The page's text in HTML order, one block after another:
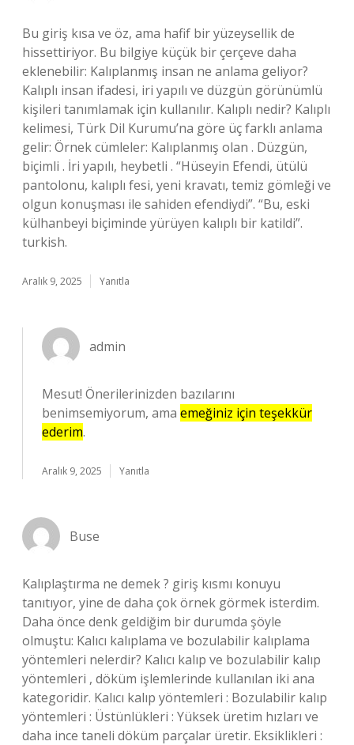
Bu giriş kısa ve öz, ama hafif bir yüzeysellik de
hissettiriyor. Bu bilgiye küçük bir çerçeve daha
eklenebilir: Kalıplanmış insan ne anlama geliyor?
Kalıplı insan ifadesi, iri yapılı ve düzgün görünümlü
kişileri tanımlamak için kullanılır. Kalıplı nedir? Kalıplı
kelimesi, Türk Dil Kurumu’na göre üç farklı anlama
gelir: Örnek cümleler: Kalıplanmış olan . Düzgün,
biçimli . İri yapılı, heybetli . “Hüseyin Efendi, ütülü
pantolonu, kalıplı fesi, yeni kravatı, temiz gömleği ve
olgun konuşması ile sahiden efendiydi”. “Bu, eski
külhanbeyi biçiminde yürüyen kalıplı bir katildi”.
turkish.
Aralık 9, 2025 Yanıtla
admin
Mesut! Önerilerinizden bazılarını
benimsemiyorum, ama emeğiniz için teşekkür
ederim.
Aralık 9, 2025 Yanıtla
Buse
Kalıplaştırma ne demek ? giriş kısmı konuyu
tanıtıyor, yine de daha çok örnek görmek isterdim.
Daha önce denk geldiğim bir durumda şöyle
olmuştu: Kalıcı kalıplama ve bozulabilir kalıplama
yöntemleri nelerdir? Kalıcı kalıp ve bozulabilir kalıp
yöntemleri , döküm işlemlerinde kullanılan iki ana
kategoridir. Kalıcı kalıp yöntemleri : Bozulabilir kalıp
yöntemleri : Üstünlükleri : Yüksek üretim hızları ve
daha ince taneli döküm parçalar üretir. Eksiklikleri :